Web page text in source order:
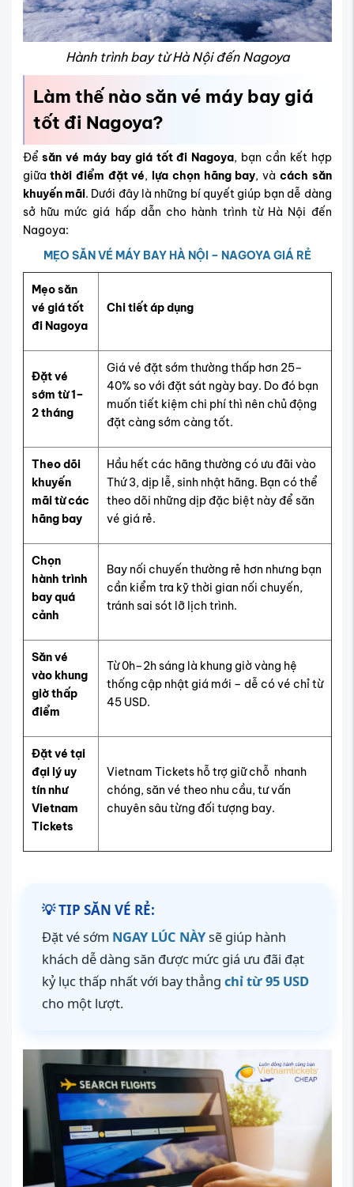
Hành trình bay từ Hà Nội đến Nagoya
Làm thế nào săn vé máy bay giá
tốt đi Nagoya?
Đểsăn vé máy bay giá tốt đi Nagoya, bạn cần kết hợp
giữathời điểm đặt vé, lựa chọn hãng bay, và cách săn
khuyến mãi. Dưới đây là những bí quyết giúp bạn dễ dàng
sở hữu mức giá hấp dẫn cho hành trình từ Hà Nội đến
Nagoya:
MẸO SĂN VÉ MÁY BAY HÀ NỘI – NAGOYA GIÁ RẺ
Mẹo săn
vé giá tốt
đi Nagoya
Chi tiết áp dụng
Đặt vé
sớm từ 1–
2 tháng
Giá vé đặt sớm thường thấp hơn 25–
40% so với đặt sát ngày bay. Do đó bạn
muốn tiết kiệm chi phí thì nên chủ động
đặt càng sớm càng tốt.
Theo dõi
khuyến
mãi từ các
hãng bay
Hầu hết các hãng thường có ưu đãi vào
Thứ 3, dịp lễ, sinh nhật hãng. Bạn có thể
theo dõi những dịp đặc biệt này để săn
vé giá rẻ.
Chọn
hành trình
bay quá
cảnh
Bay nối chuyến thường rẻ hơn nhưng bạn
cần kiểm tra kỹ thời gian nối chuyến,
tránh sai sót lỡ lịch trình.
Săn vé
vào khung
giờ thấp
điểm
Từ 0h–2h sáng là khung giờ vàng hệ
thống cập nhật giá mới – dễ có vé chỉ từ
45 USD.
Đặt vé tại
đại lý uy
tín như
Vietnam
Tickets
Vietnam Tickets hỗ trợ giữ chỗ nhanh
chóng, săn vé theo nhu cầu, tư vấn
chuyên sâu từng đối tượng bay.
💡 TIP SĂN VÉ RẺ:
Đặt vé sớm NGAY LÚC NÀYsẽ giúp hành
khách dễ dàng săn được mức giá ưu đãi đạt
kỷ lục thấp nhất với bay thẳng chỉ từ 95 USD
cho một lượt.